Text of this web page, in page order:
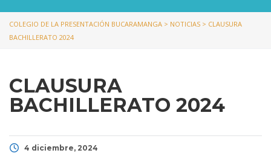
COLEGIO DE LA PRESENTACIÓN BUCARAMANGA > NOTICIAS > CLAUSURA
BACHILLERATO 2024
CLAUSURA
BACHILLERATO 2024
4 diciembre, 2024